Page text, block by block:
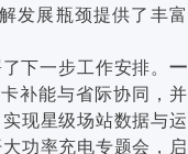
发展瓶颈提供了丰富
下一步工作安排。 一
补能与省际协同，并
现星级场站数据与运
功率充电专题会，启